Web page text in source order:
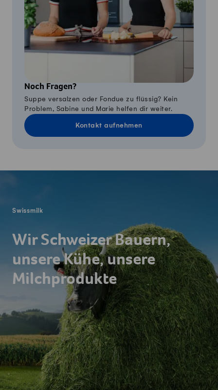
Noch Fragen?
Suppe versalzen oder Fondue zu flüssig? Kein
Problem, Sabine und Marie helfen dir weiter.
Kontakt aufnehmen
Swissmilk
Wir Schweizer Bauern,
unsere Kühe, unsere
Milchprodukte